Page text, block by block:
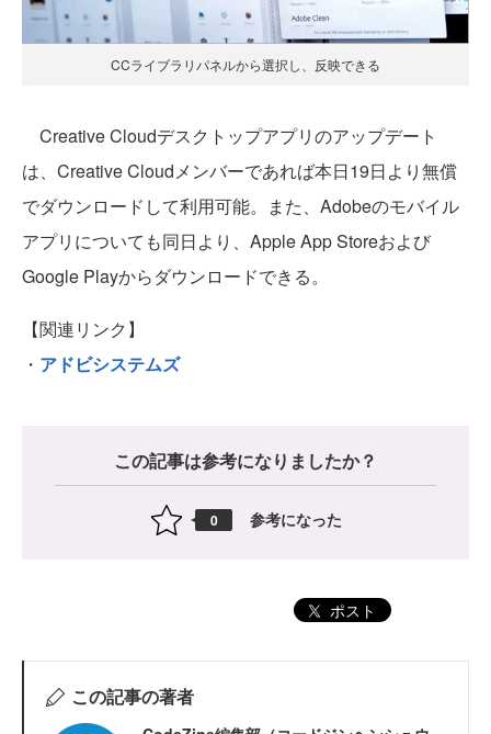
CCライブラリパネルから選択し、反映できる
Creative Cloudデスクトップアプリのアップデート
は、Creative Cloudメンバーであれば本日19日より無償
でダウンロードして利用可能。また、Adobeのモバイル
アプリについても同日より、Apple App Storeおよび
Google Playからダウンロードできる。
【関連リンク】
・ アドビシステムズ
この記事は参考になりましたか？
0 参考になった
ポスト
この記事の著者